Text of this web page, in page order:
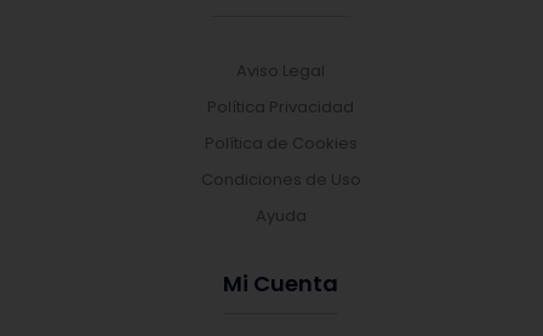
Aviso Legal
Política Privacidad
Política de Cookies
Condiciones de Uso
Ayuda
Mi Cuenta